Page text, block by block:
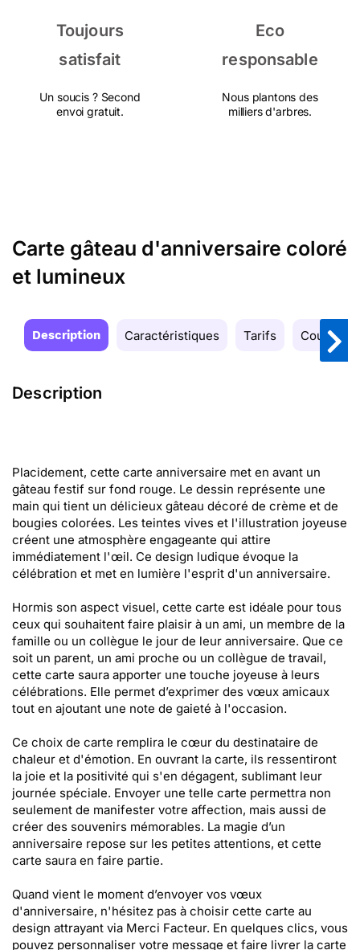
Toujours
satisfait
Un soucis ? Second
envoi gratuit.
Eco
responsable
Nous plantons des
milliers d'arbres.
Carte gâteau d'anniversaire coloré
et lumineux
Description Caractéristiques Tarifs Couleurs
Description
Placidement, cette carte anniversaire met en avant un
gâteau festif sur fond rouge. Le dessin représente une
main qui tient un délicieux gâteau décoré de crème et de
bougies colorées. Les teintes vives et l'illustration joyeuse
créent une atmosphère engageante qui attire
immédiatement l'œil. Ce design ludique évoque la
célébration et met en lumière l'esprit d'un anniversaire.
Hormis son aspect visuel, cette carte est idéale pour tous
ceux qui souhaitent faire plaisir à un ami, un membre de la
famille ou un collègue le jour de leur anniversaire. Que ce
soit un parent, un ami proche ou un collègue de travail,
cette carte saura apporter une touche joyeuse à leurs
célébrations. Elle permet d’exprimer des vœux amicaux
tout en ajoutant une note de gaieté à l'occasion.
Ce choix de carte remplira le cœur du destinataire de
chaleur et d'émotion. En ouvrant la carte, ils ressentiront
la joie et la positivité qui s'en dégagent, sublimant leur
journée spéciale. Envoyer une telle carte permettra non
seulement de manifester votre affection, mais aussi de
créer des souvenirs mémorables. La magie d’un
anniversaire repose sur les petites attentions, et cette
carte saura en faire partie.
Quand vient le moment d’envoyer vos vœux
d'anniversaire, n'hésitez pas à choisir cette carte au
design attrayant via Merci Facteur. En quelques clics, vous
pouvez personnaliser votre message et faire livrer la carte